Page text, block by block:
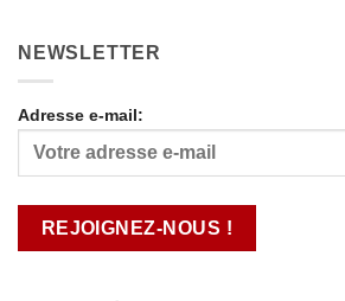
NEWSLETTER
Adresse e-mail: